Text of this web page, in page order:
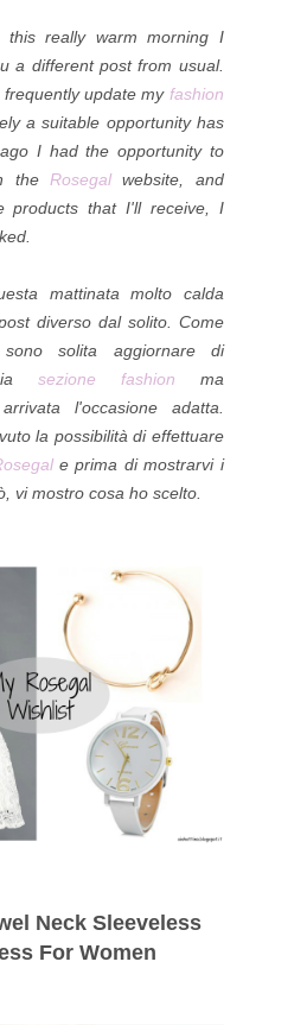
this really warm morning I
a different post from usual.
update my fashion
a suitable opportunity has
I had the opportunity to
the Rosegalwebsite, and
products that I'll receive, I
mattinata molto calda
diverso dal solito. Come
solita aggiornare di
sezione fashion ma
l'occasione adatta.
la possibilità di effettuare
e prima di mostrarvi i
vi mostro cosa ho scelto.
Neck Sleeveless
For Women